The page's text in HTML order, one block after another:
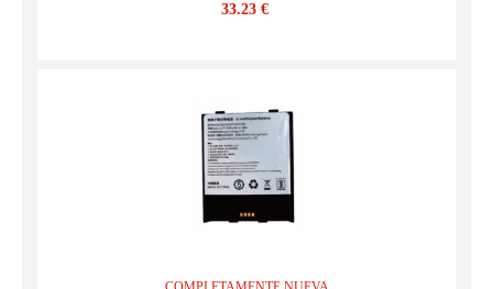
33.23 €